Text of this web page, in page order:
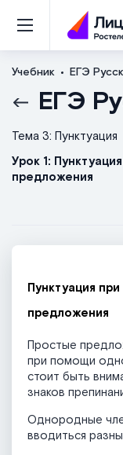
Учебник ЕГЭ
ЕГЭ
Тема 3: Пунктуация
Урок 1:
предложения
Пунктуация
предложения
Простые
при помощи
стоит быть
знаков
Однородные
вводиться